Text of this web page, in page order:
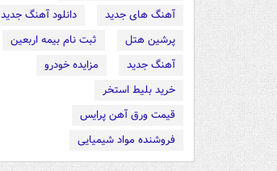
آهنگ های جدید
دانلود آهنگ جدید
پرشین هتل
ثبت نام بیمه اربعین
آهنگ جدید
مزایده خودرو
خرید بلیط استخر
قیمت ورق آهن پرایس
فروشنده مواد شیمیایی